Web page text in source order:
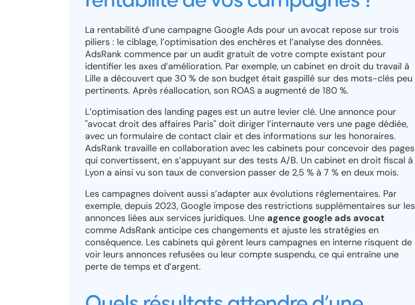
La rentabilité d’une campagne Google Ads pour un avocat repose sur trois
piliers : le ciblage, l’optimisation des enchères et l’analyse des données.
AdsRank commence par un audit gratuit de votre compte existant pour
identifier les axes d’amélioration. Par exemple, un cabinet en droit du travail à
Lille a découvert que 30 % de son budget était gaspillé sur des mots-clés peu
pertinents. Après réallocation, son ROAS a augmenté de 180 %.
L’optimisation des landing pages est un autre levier clé. Une annonce pour
"avocat droit des affaires Paris" doit diriger l’internaute vers une page dédiée,
avec un formulaire de contact clair et des informations sur les honoraires.
AdsRank travaille en collaboration avec les cabinets pour concevoir des pages
qui convertissent, en s’appuyant sur des tests A/B. Un cabinet en droit fiscal à
Lyon a ainsi vu son taux de conversion passer de 2,5 % à 7 % en deux mois.
Les campagnes doivent aussi s’adapter aux évolutions réglementaires. Par
exemple, depuis 2023, Google impose des restrictions supplémentaires sur les
annonces liées aux services juridiques. Une agence google ads avocat
comme AdsRank anticipe ces changements et ajuste les stratégies en
conséquence. Les cabinets qui gèrent leurs campagnes en interne risquent de
voir leurs annonces refusées ou leur compte suspendu, ce qui entraîne une
perte de temps et d’argent.